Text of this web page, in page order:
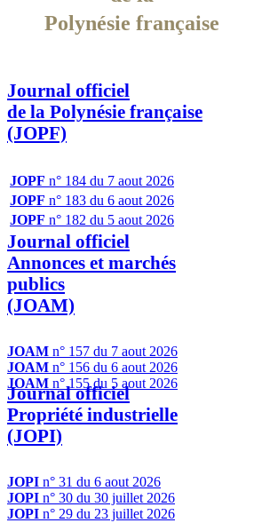
Polynésie française
Journal officiel
de la Polynésie française
(JOPF)
JOPF n° 184 du 7 aout 2026
JOPF n° 183 du 6 aout 2026
JOPF n° 182 du 5 aout 2026
Journal officiel
Annonces et marchés
publics
(JOAM)
JOAM n° 157 du 7 aout 2026
JOAM n° 156 du 6 aout 2026
JOAM n° 155 du 5 aout 2026
Journal officiel
Propriété industrielle
(JOPI)
JOPI n° 31 du 6 aout 2026
JOPI n° 30 du 30 juillet 2026
JOPI n° 29 du 23 juillet 2026